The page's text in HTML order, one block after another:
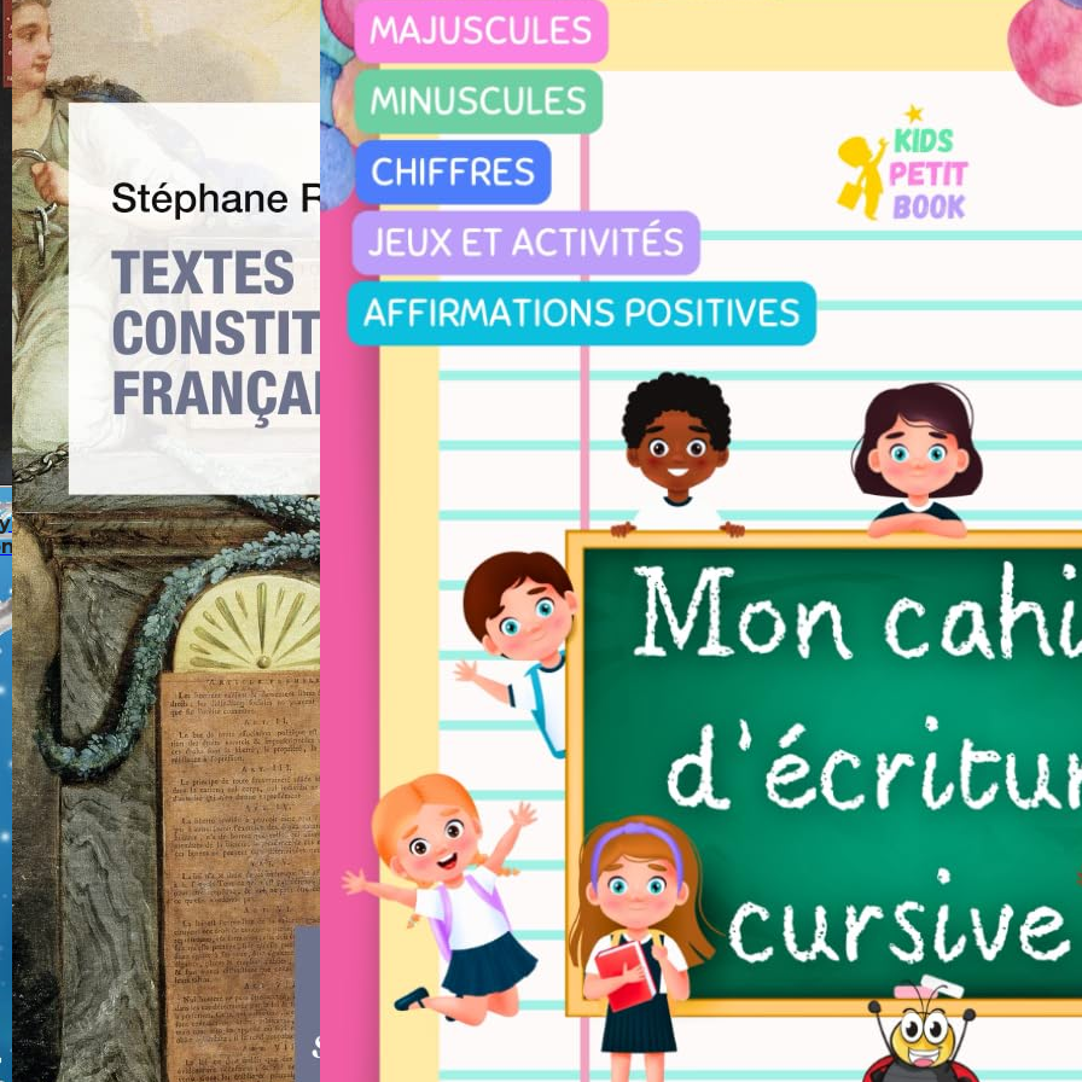
et la divine quête du
Traité de maçonnerie ancienne: Calcul
– Matériaux – Diagnostic et
réhabilitation